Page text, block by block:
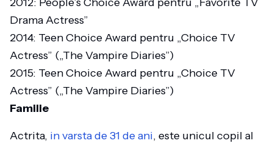
Drama Actress”
2014: Teen Choice Award pentru „Choice TV
Actress” („The Vampire Diaries”)
2015: Teen Choice Award pentru „Choice TV
Actress” („The Vampire Diaries”)
Familie
Actrita, in varsta de 31 de ani, este unicul copil al